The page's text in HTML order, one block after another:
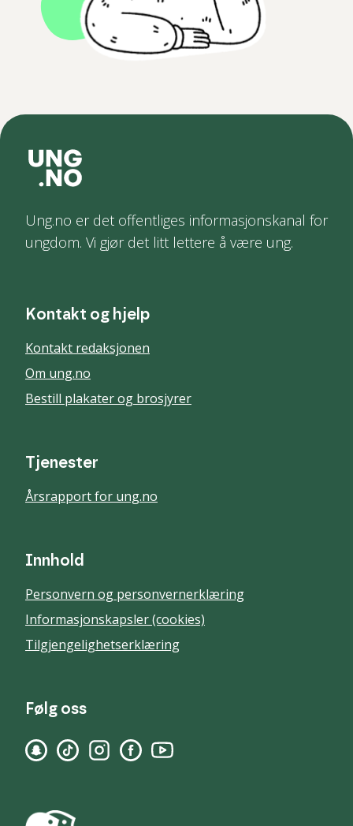
Ung.no er det offentliges informasjonskanal for
ungdom. Vi gjør det litt lettere å være ung.
Kontakt og hjelp
Kontakt redaksjonen
Om ung.no
Bestill plakater og brosjyrer
Tjenester
Årsrapport for ung.no
Innhold
Personvern og personvernerklæring
Informasjonskapsler (cookies)
Tilgjengelighetserklæring
Følg oss